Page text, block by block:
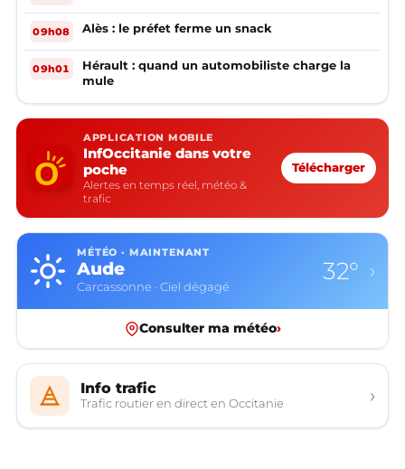
09h08 Alès : le préfet ferme un snack
09h01
Hérault : quand un automobiliste charge la
mule
APPLICATION MOBILE
InfOccitanie dans votre
poche
Alertes en temps réel, météo &
trafic
Télécharger
MÉTÉO · MAINTENANT
Aude
Carcassonne · Ciel dégagé
32° ›
Consulter ma météo›
Info trafic
Trafic routier en direct en Occitanie ›